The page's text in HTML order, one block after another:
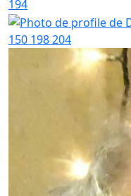
194
150 198204